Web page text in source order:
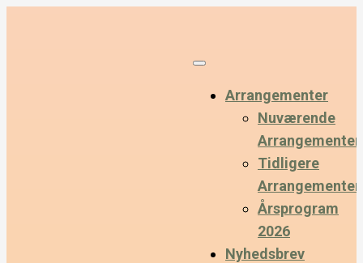
Arrangementer
Nuværende
Arrangementer
Tidligere
Arrangementer
Årsprogram
2026
Nyhedsbrev